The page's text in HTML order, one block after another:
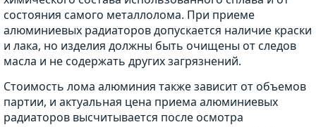
состояния самого металлолома. При приеме
алюминиевых радиаторов допускается наличие краски
и лака, но изделия должны быть очищены от следов
масла и не содержать других загрязнений.
Стоимость лома алюминия также зависит от объемов
партии, и актуальная цена приема алюминиевых
радиаторов высчитывается после осмотра